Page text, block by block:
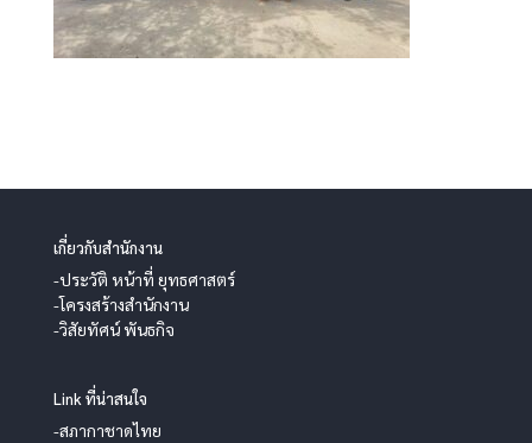
เกี่ยวกับสำนักงาน
-ประวัติ หน้าที่ ยุทธศาสตร์
-โครงสร้างสำนักงาน
-วิสัยทัศน์ พันธกิจ
Link ที่น่าสนใจ
-สภากาชาดไทย